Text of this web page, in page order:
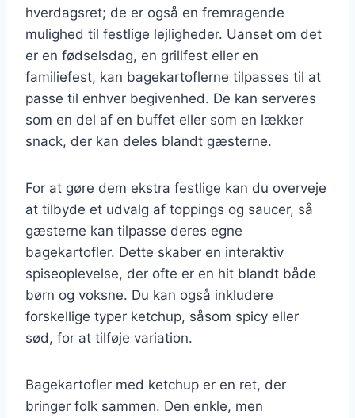
hverdagsret; de er også en fremragende
mulighed til festlige lejligheder. Uanset om det
er en fødselsdag, en grillfest eller en
familiefest, kan bagekartoflerne tilpasses til at
passe til enhver begivenhed. De kan serveres
som en del af en buffet eller som en lækker
snack, der kan deles blandt gæsterne.
For at gøre dem ekstra festlige kan du overveje
at tilbyde et udvalg af toppings og saucer, så
gæsterne kan tilpasse deres egne
bagekartofler. Dette skaber en interaktiv
spiseoplevelse, der ofte er en hit blandt både
børn og voksne. Du kan også inkludere
forskellige typer ketchup, såsom spicy eller
sød, for at tilføje variation.
Bagekartofler med ketchup er en ret, der
bringer folk sammen. Den enkle, men